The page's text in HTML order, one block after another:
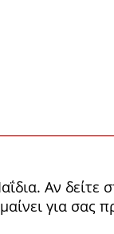
Αν
για σας